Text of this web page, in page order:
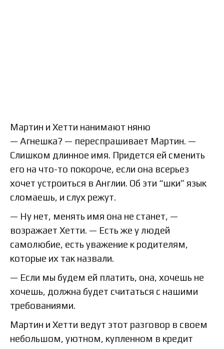
Мартин и Хетти нанимают няню
— Агнешка? — переспрашивает Мартин. —
Слишком длинное имя. Придется ей сменить
его на что-то покороче, если она всерьез
хочет устроиться в Англии. Об эти “шки” язык
сломаешь, и слух режут.
— Ну нет, менять имя она не станет, —
возражает Хетти. — Есть же у людей
самолюбие, есть уважение к родителям,
которые их так назвали.
— Если мы будем ей платить, она, хочешь не
хочешь, должна будет считаться с нашими
требованиями.
Мартин и Хетти ведут этот разговор в своем
небольшом, уютном, купленном в кредит